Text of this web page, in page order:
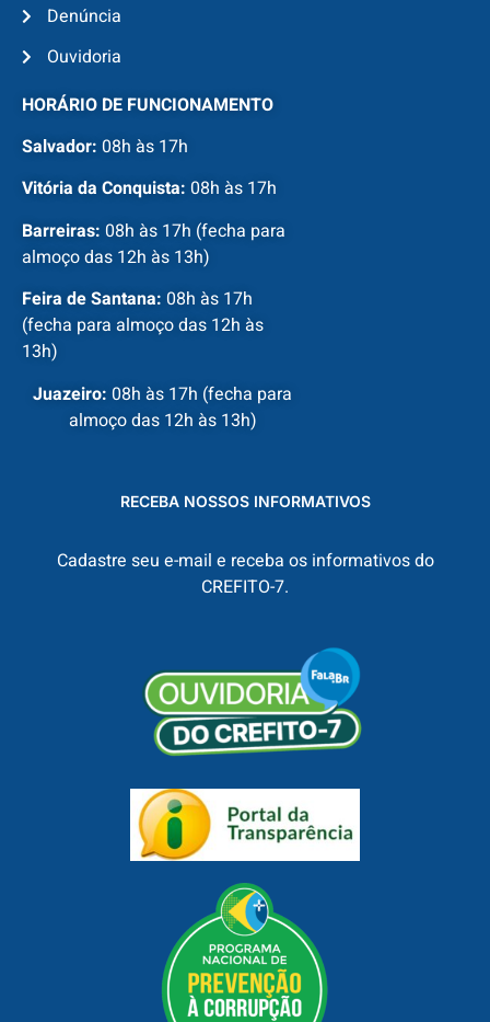
Denúncia
Ouvidoria
HORÁRIO DE FUNCIONAMENTO
Salvador: 08h às 17h
Vitória da Conquista: 08h às 17h
Barreiras: 08h às 17h (fecha para
almoço das 12h às 13h)
Feira de Santana: 08h às 17h
(fecha para almoço das 12h às
13h)
Juazeiro: 08h às 17h (fecha para
almoço das 12h às 13h)
RECEBA NOSSOS INFORMATIVOS
Cadastre seu e-mail e receba os informativos do
CREFITO-7.